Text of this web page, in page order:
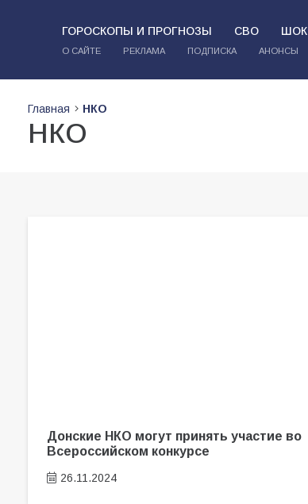
ГОРОСКОПЫ И ПРОГНОЗЫ СВО ШОК
О САЙТЕ РЕКЛАМА ПОДПИСКА АНОНСЫ
Главная НКО
НКО
Донские НКО могут принять участие во
Всероссийском конкурсе
26.11.2024